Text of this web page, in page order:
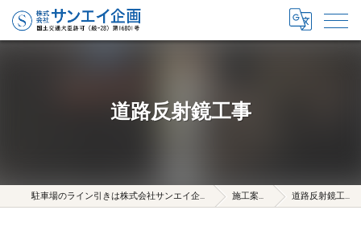
道路反射鏡工事
駐車場のライン引きは株式会社サンエイ企画 施工案内 道路反射鏡工事